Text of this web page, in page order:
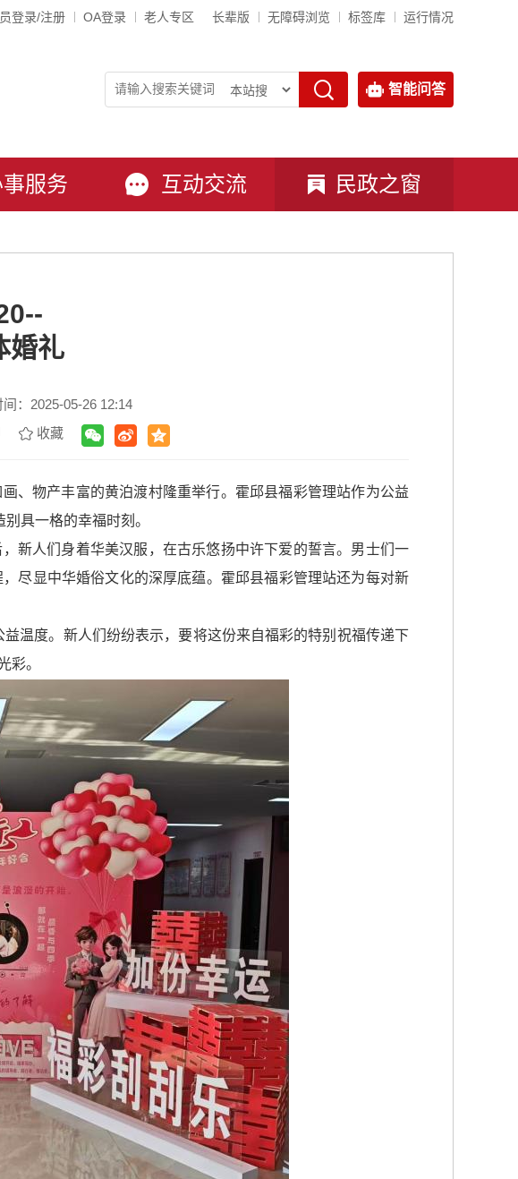
登录/注册 OA登录 老人专区 长辈版 无障碍浏览 标签库 运行情况
智能问答
服务 互动交流 民政之窗
婚礼
间：2025-05-26 12:14
收藏
、物产丰富的黄泊渡村隆重举行。霍邱县福彩管理站作为公益
具一格的幸福时刻。
新人们身着华美汉服，在古乐悠扬中许下爱的誓言。男士们一
尽显中华婚俗文化的深厚底蕴。霍邱县福彩管理站还为每对新
温度。新人们纷纷表示，要将这份来自福彩的特别祝福传递下
彩。